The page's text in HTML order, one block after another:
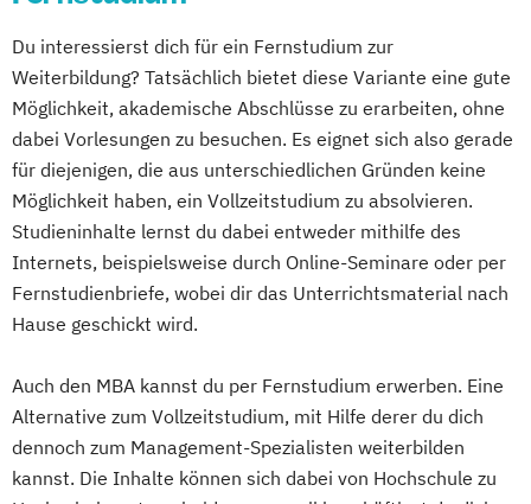
Du interessierst dich für ein Fernstudium zur
Weiterbildung? Tatsächlich bietet diese Variante eine gute
Möglichkeit, akademische Abschlüsse zu erarbeiten, ohne
dabei Vorlesungen zu besuchen. Es eignet sich also gerade
für diejenigen, die aus unterschiedlichen Gründen keine
Möglichkeit haben, ein Vollzeitstudium zu absolvieren.
Studieninhalte lernst du dabei entweder mithilfe des
Internets, beispielsweise durch Online-Seminare oder per
Fernstudienbriefe, wobei dir das Unterrichtsmaterial nach
Hause geschickt wird.
Auch den MBA kannst du per Fernstudium erwerben. Eine
Alternative zum Vollzeitstudium, mit Hilfe derer du dich
dennoch zum Management-Spezialisten weiterbilden
kannst. Die Inhalte können sich dabei von Hochschule zu